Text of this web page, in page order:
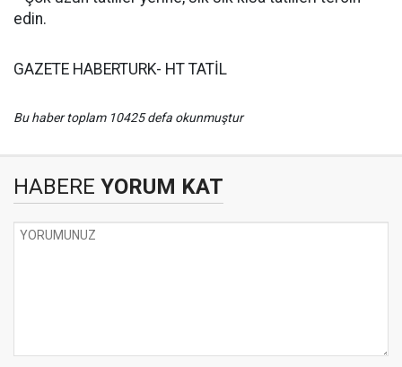
edin.
GAZETE HABERTURK- HT TATİL
Bu haber toplam 10425 defa okunmuştur
HABERE YORUM KAT